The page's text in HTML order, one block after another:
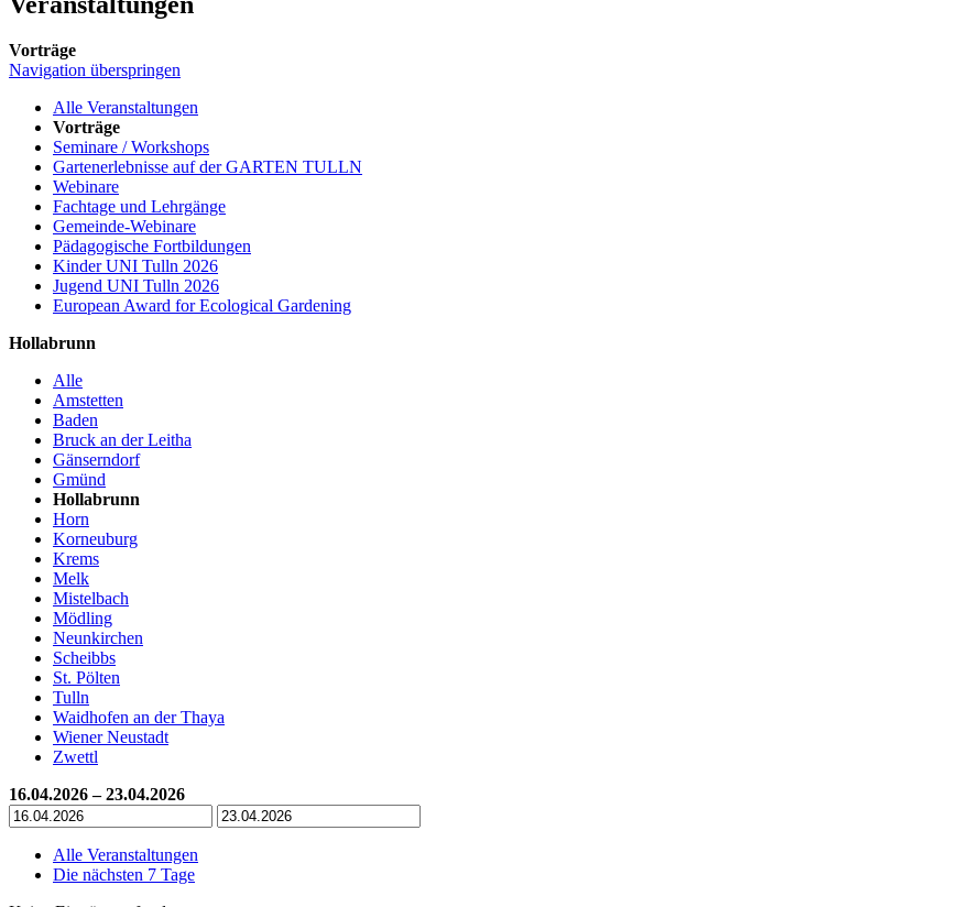
Vorträge
Navigation überspringen
Alle Veranstaltungen
Vorträge
Seminare / Workshops
Gartenerlebnisse auf der GARTEN TULLN
Webinare
Fachtage und Lehrgänge
Gemeinde-Webinare
Pädagogische Fortbildungen
Kinder UNI Tulln 2026
Jugend UNI Tulln 2026
European Award for Ecological Gardening
Hollabrunn
Alle
Amstetten
Baden
Bruck an der Leitha
Gänserndorf
Gmünd
Hollabrunn
Horn
Korneuburg
Krems
Melk
Mistelbach
Mödling
Neunkirchen
Scheibbs
St. Pölten
Tulln
Waidhofen an der Thaya
Wiener Neustadt
Zwettl
16.04.2026 – 23.04.2026
Alle Veranstaltungen
Die nächsten 7 Tage